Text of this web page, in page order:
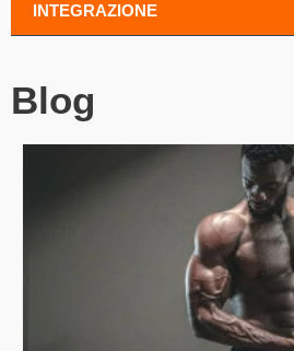
INTEGRAZIONE
Blog